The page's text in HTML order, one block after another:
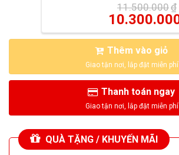
11.500.000₫
Thêm vào giỏ
Thanh toán ngay
QUÀ TẶNG / KHUYẾN MÃI